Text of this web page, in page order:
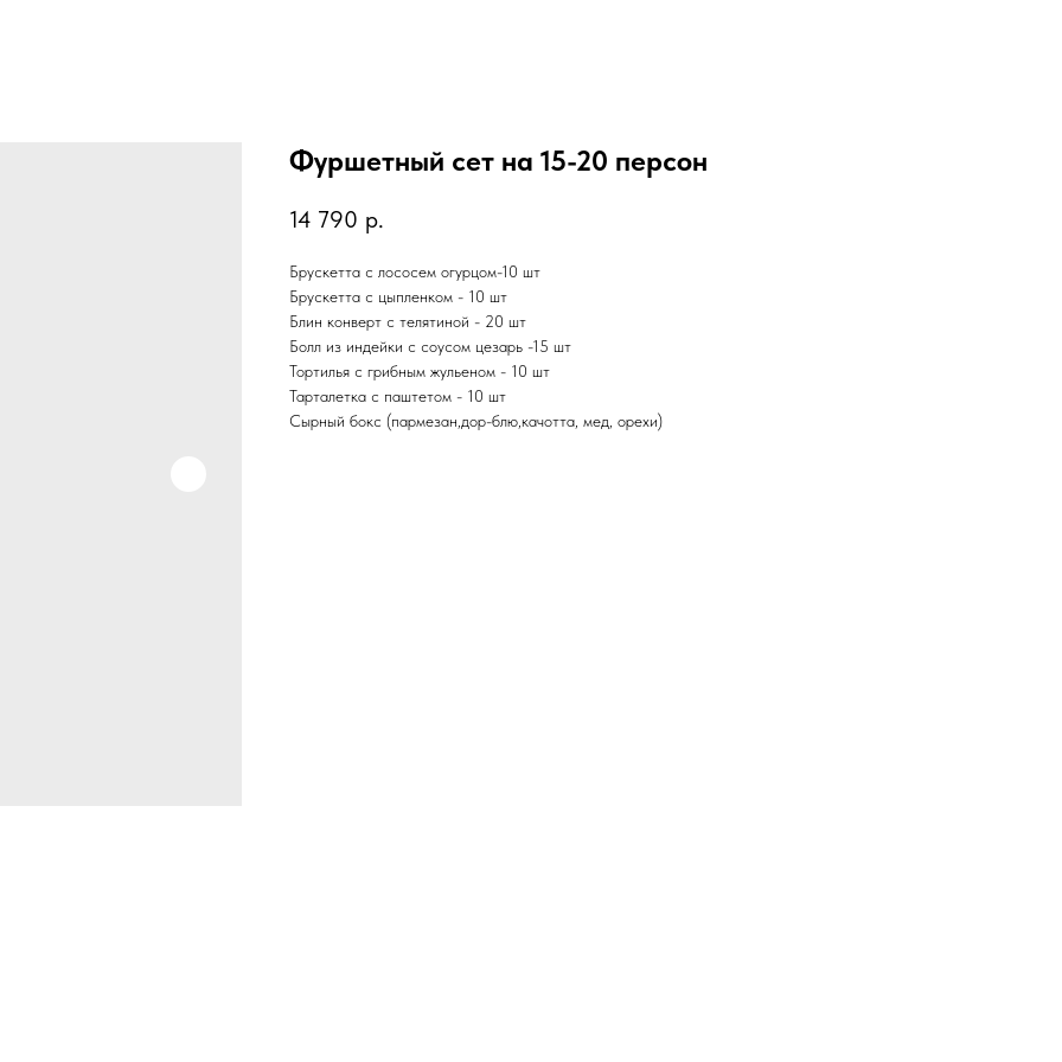
Фуршетный сет на 15-20 персон
14 790 р.
Брускетта с лососем огурцом-10 шт
Брускетта с цыпленком - 10 шт
Блин конверт с телятиной - 20 шт
Болл из индейки с соусом цезарь -15 шт
Тортилья с грибным жульеном - 10 шт
Тарталетка с паштетом - 10 шт
Сырный бокс (пармезан,дор-блю,качотта, мед, орехи)